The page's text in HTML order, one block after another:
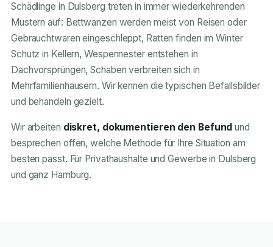
Schädlinge in Dulsberg treten in immer wiederkehrenden
Mustern auf: Bettwanzen werden meist von Reisen oder
Gebrauchtwaren eingeschleppt, Ratten finden im Winter
Schutz in Kellern, Wespennester entstehen in
Dachvorsprüngen, Schaben verbreiten sich in
Mehrfamilienhäusern. Wir kennen die typischen Befallsbilder
und behandeln gezielt.
Wir arbeiten diskret, dokumentieren den Befund und
besprechen offen, welche Methode für Ihre Situation am
besten passt. Für Privathaushalte und Gewerbe in Dulsberg
und ganz Hamburg.